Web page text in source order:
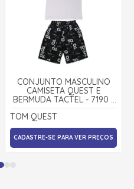
CONJUNTO MASCULINO
CAMISETA QUEST E
BERMUDA TACTEL - 7190 -
TOM QUEST
TOM QUEST
CADASTRE-SE PARA VER PREÇOS